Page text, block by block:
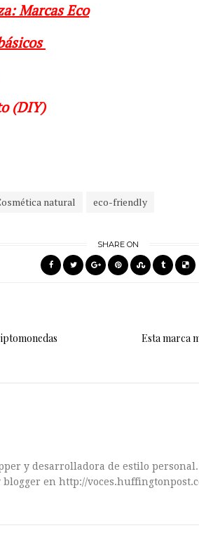
Marcas Eco
(DIY)
natural eco-friendly
SHARE ON
Esta marca
y desarrolladora de estilo
en http://